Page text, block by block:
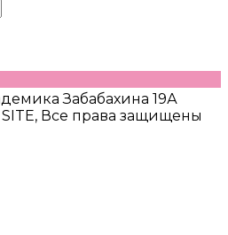
Забабахина 19А
SITE, Все права защищены